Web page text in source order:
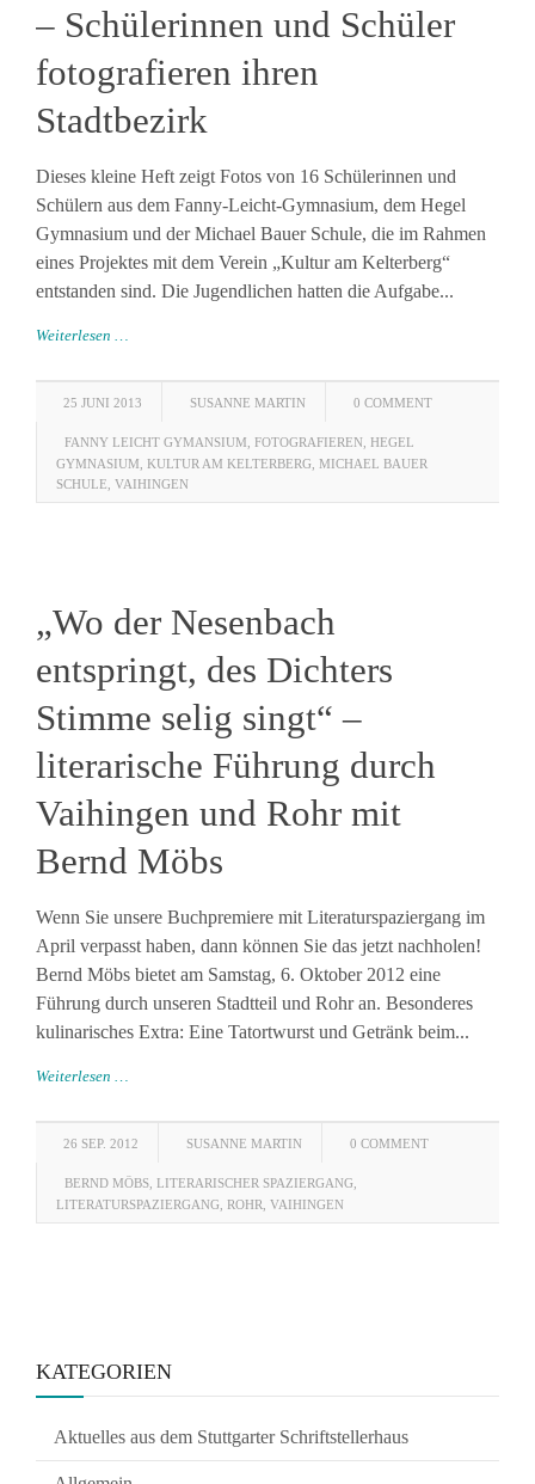
– Schülerinnen und Schüler
fotografieren ihren
Stadtbezirk
Dieses kleine Heft zeigt Fotos von 16 Schülerinnen und
Schülern aus dem Fanny-Leicht-Gymnasium, dem Hegel
Gymnasium und der Michael Bauer Schule, die im Rahmen
eines Projektes mit dem Verein „Kultur am Kelterberg“
entstanden sind. Die Jugendlichen hatten die Aufgabe...
Weiterlesen …
25 JUNI 2013 SUSANNE MARTIN 0 COMMENT
FANNY LEICHT GYMANSIUM FOTOGRAFIEREN HEGEL
GYMNASIUM KULTUR AM KELTERBERG MICHAEL BAUER
SCHULE VAIHINGEN
„Wo der Nesenbach
entspringt, des Dichters
Stimme selig singt“ –
literarische Führung durch
Vaihingen und Rohr mit
Bernd Möbs
Wenn Sie unsere Buchpremiere mit Literaturspaziergang im
April verpasst haben, dann können Sie das jetzt nachholen!
Bernd Möbs bietet am Samstag, 6. Oktober 2012 eine
Führung durch unseren Stadtteil und Rohr an. Besonderes
kulinarisches Extra: Eine Tatortwurst und Getränk beim...
Weiterlesen …
26 SEP. 2012 SUSANNE MARTIN 0 COMMENT
BERND MÖBS LITERARISCHER SPAZIERGANG
LITERATURSPAZIERGANG ROHR VAIHINGEN
KATEGORIEN
Aktuelles aus dem Stuttgarter Schriftstellerhaus